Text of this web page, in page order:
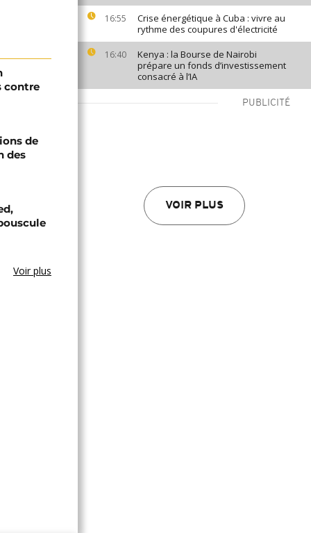
16:55
Crise énergétique à Cuba : vivre au
rythme des coupures d'électricité
16:40
Kenya : la Bourse de Nairobi
prépare un fonds d’investissement
consacré à l’IA
PUBLICITÉ
VOIR PLUS
contre
de
des
Voir plus